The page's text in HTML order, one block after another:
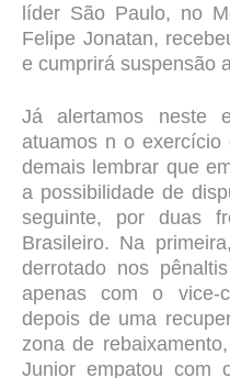
líder São Paulo, no
Felipe Jonatan,
e cumprirá suspensão
Já alertamos neste
atuamos n o
demais lembrar que
a possibilidade de
seguinte, por duas
Brasileiro. Na
derrotado nos
apenas com o vice-
depois de uma
zona de
Junior empatou com